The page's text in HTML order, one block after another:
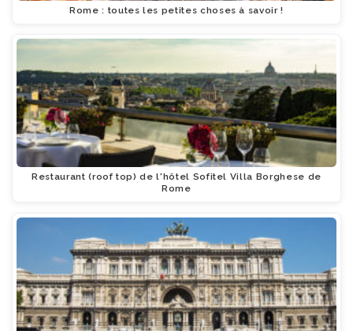
Rome : toutes les petites choses à savoir !
Restaurant (roof top) de l'hôtel Sofitel Villa Borghese de
Rome